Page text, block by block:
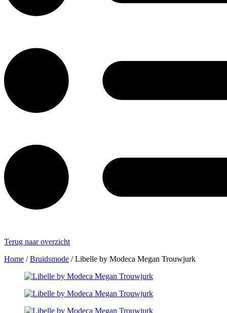
Terug naar overzicht
Home /Bruidsmode /Libelle by Modeca Megan Trouwjurk